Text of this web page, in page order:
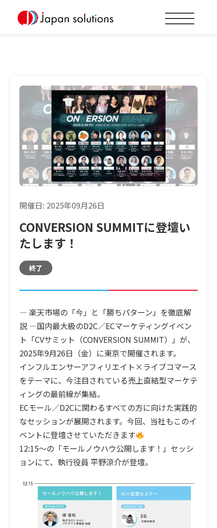
開催日: 2025年09月26日
CONVERSION SUMMITに登壇い
たします！
終了
― 楽天市場の「今」と「勝ちパターン」を徹底解
説 ―国内最大級のD2C／ECマーケティングイベン
ト「CVサミット（CONVERSION SUMMIT）」が、
2025年9月26日（金）に東京で開催されます。
インフルエンサーアフィリエイト×ライブコマース
をテーマに、今注目されている売上直結型マーケテ
ィングの最前線が集結。
ECモール／D2Cに関わるすべての方に向けた実践的
なセッションが展開されます。今回、当社もこのイ
ベントに登壇させていただきます
12:15〜の「モールノウハウ公開します！」セッシ
ョンにて、執行役員 平野涼介が登壇。